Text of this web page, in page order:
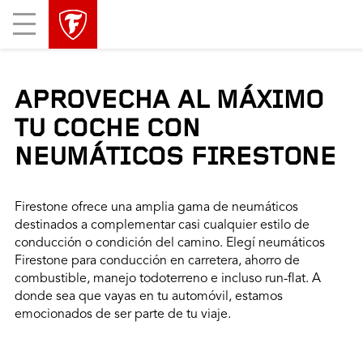
Mobile
Menu
APROVECHA AL MÁXIMO
TU COCHE CON
NEUMÁTICOS FIRESTONE
Firestone ofrece una amplia gama de neumáticos
destinados a complementar casi cualquier estilo de
conducción o condición del camino. Elegí neumáticos
Firestone para conducción en carretera, ahorro de
combustible, manejo todoterreno e incluso run-flat. A
donde sea que vayas en tu automóvil, estamos
emocionados de ser parte de tu viaje.